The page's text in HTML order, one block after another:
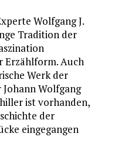
Wolfgang J.
Tradition der
Erzählform. Auch
Werk der
Wolfgang
ist vorhanden,
der
eingegangen